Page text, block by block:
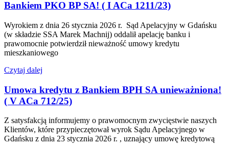
Bankiem PKO BP SA! ( I ACa 1211/23)
Wyrokiem z dnia 26 stycznia 2026 r. Sąd Apelacyjny w Gdańsku
(w składzie SSA Marek Machnij) oddalił apelację banku i
prawomocnie potwierdził nieważność umowy kredytu
mieszkaniowego
Czytaj dalej
Umowa kredytu z Bankiem BPH SA unieważniona!
( V ACa 712/25)
Z satysfakcją informujemy o prawomocnym zwycięstwie naszych
Klientów, które przypieczętował wyrok Sądu Apelacyjnego w
Gdańsku z dnia 23 stycznia 2026 r. , uznający umowę kredytową